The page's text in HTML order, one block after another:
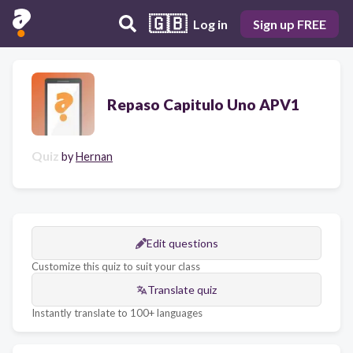
🇬🇧 Log in Sign up FREE
Repaso Capitulo Uno APV1
Quiz byHernan
Edit questions
Customize this quiz to suit your class
Translate quiz
Instantly translate to 100+ languages